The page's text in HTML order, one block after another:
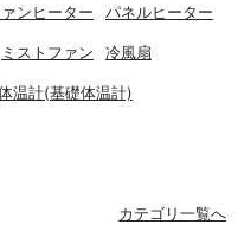
ンヒーター パネルヒーター
ミストファン 冷風扇
温計(基礎体温計)
カテゴリ一覧へ